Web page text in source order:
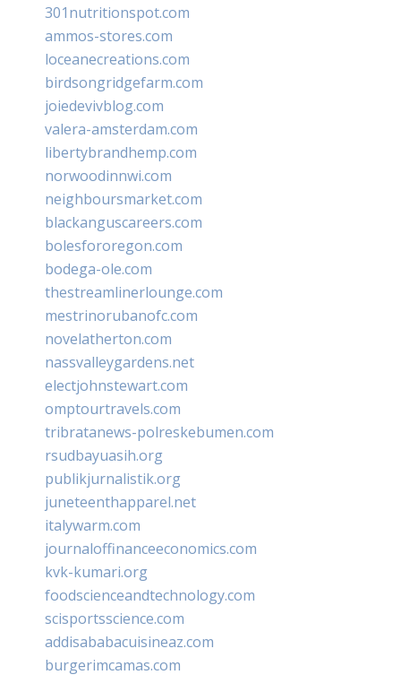
301nutritionspot.com
ammos-stores.com
loceanecreations.com
birdsongridgefarm.com
joiedevivblog.com
valera-amsterdam.com
libertybrandhemp.com
norwoodinnwi.com
neighboursmarket.com
blackanguscareers.com
bolesfororegon.com
bodega-ole.com
thestreamlinerlounge.com
mestrinorubanofc.com
novelatherton.com
nassvalleygardens.net
electjohnstewart.com
omptourtravels.com
tribratanews-polreskebumen.com
rsudbayuasih.org
publikjurnalistik.org
juneteenthapparel.net
italywarm.com
journaloffinanceeconomics.com
kvk-kumari.org
foodscienceandtechnology.com
scisportsscience.com
addisababacuisineaz.com
burgerimcamas.com